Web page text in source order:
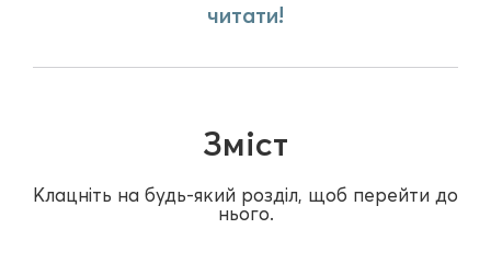
читати!
Зміст
Клацніть на будь-який розділ, щоб перейти до
нього.